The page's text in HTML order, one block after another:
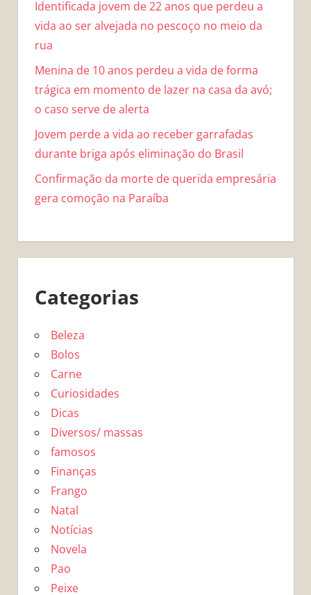
Identificada jovem de 22 anos que perdeu a
vida ao ser alvejada no pescoço no meio da
rua
Menina de 10 anos perdeu a vida de forma
trágica em momento de lazer na casa da avó;
o caso serve de alerta
Jovem perde a vida ao receber garrafadas
durante briga após eliminação do Brasil
Confirmação da morte de querida empresária
gera comoção na Paraíba
Categorias
Beleza
Bolos
Carne
Curiosidades
Dicas
Diversos/ massas
famosos
Finanças
Frango
Natal
Notícias
Novela
Pao
Peixe